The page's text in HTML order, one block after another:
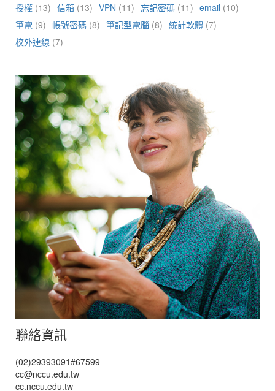
授權 (13) 信箱 (13) VPN (11) 忘記密碼 (11) email (10)
筆電 (9) 帳號密碼 (8) 筆記型電腦 (8) 統計軟體 (7)
校外連線 (7)
聯絡資訊
(02)29393091#67599
cc@nccu.edu.tw
cc.nccu.edu.tw